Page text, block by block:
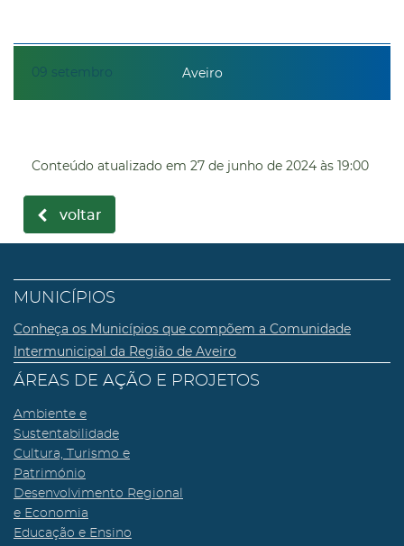
09 setembro Aveiro
Conteúdo atualizado em 27 de junho de 2024 às 19:00
voltar
MUNICÍPIOS
Conheça os Municípios que compõem a Comunidade
Intermunicipal da Região de Aveiro
ÁREAS DE AÇÃO E PROJETOS
Ambiente e
Sustentabilidade
Cultura, Turismo e
Património
Desenvolvimento Regional
e Economia
Educação e Ensino